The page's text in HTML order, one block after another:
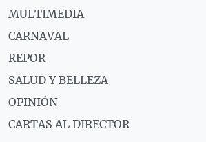
MULTIMEDIA
CARNAVAL
REPOR
SALUD Y BELLEZA
OPINIÓN
CARTAS AL DIRECTOR